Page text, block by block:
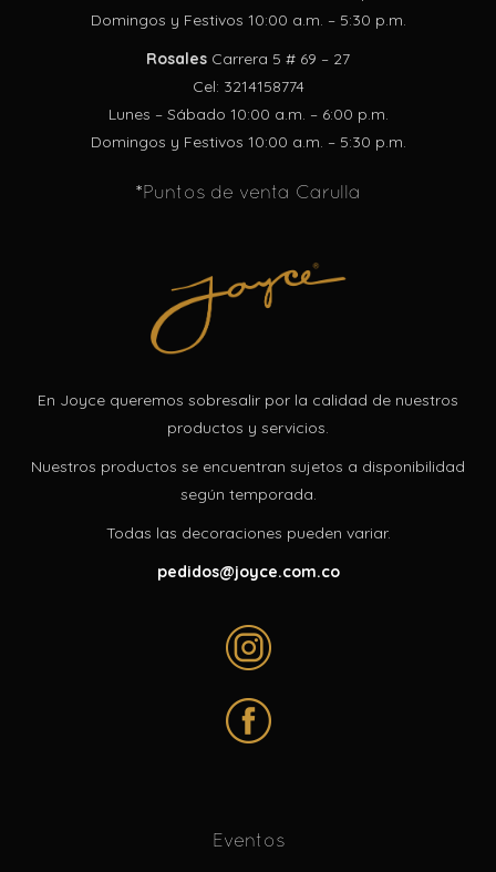
Domingos y Festivos 10:00 a.m. – 5:30 p.m.
Rosales Carrera 5 # 69 – 27
Cel: 3214158774
Lunes – Sábado 10:00 a.m. – 6:00 p.m.
Domingos y Festivos 10:00 a.m. – 5:30 p.m.
*Puntos de venta Carulla
En Joyce queremos sobresalir por la calidad de nuestros
productos y servicios.
Nuestros productos se encuentran sujetos a disponibilidad
según temporada.
Todas las decoraciones pueden variar.
pedidos@joyce.com.co
Eventos